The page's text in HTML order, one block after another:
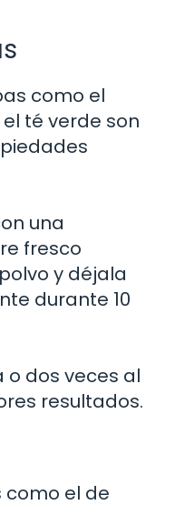
como el
té verde son
una
fresco
y déjala
durante 10
o dos veces al
resultados.
como el de